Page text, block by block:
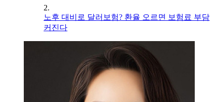
2.
노후 대비로 달러보험? 환율 오르면 보험료 부담
커진다